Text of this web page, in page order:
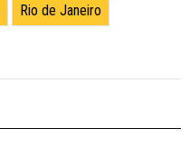
Rio de Janeiro